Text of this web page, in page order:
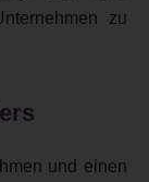
zu
und einen